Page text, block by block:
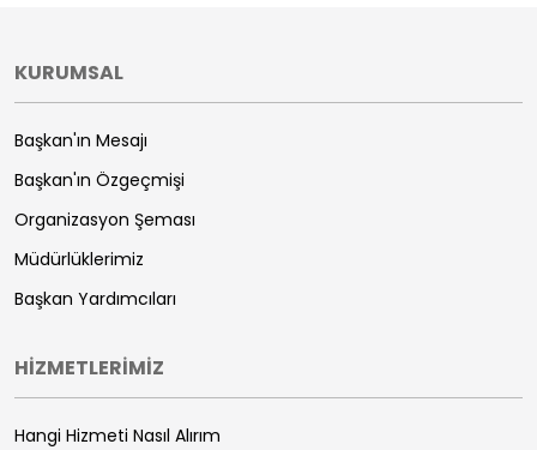
KURUMSAL
Başkan'ın Mesajı
Başkan'ın Özgeçmişi
Organizasyon Şeması
Müdürlüklerimiz
Başkan Yardımcıları
HİZMETLERİMİZ
Hangi Hizmeti Nasıl Alırım